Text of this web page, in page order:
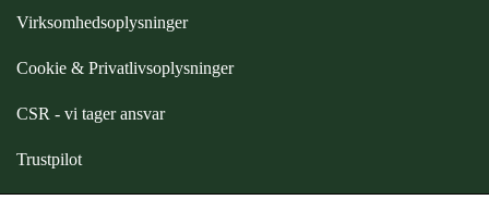
Virksomhedsoplysninger
Cookie & Privatlivsoplysninger
CSR - vi tager ansvar
Trustpilot